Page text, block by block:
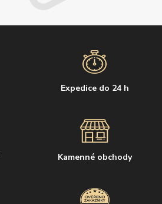
Expedice do 24 h
Kamenné obchody